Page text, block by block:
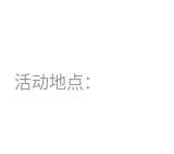
活动地点：